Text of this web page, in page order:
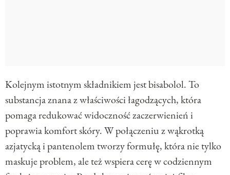
Kolejnym istotnym składnikiem jest bisabolol. To
substancja znana z właściwości łagodzących, która
pomaga redukować widoczność zaczerwienień i
poprawia komfort skóry. W połączeniu z wąkrotką
azjatycką i pantenolem tworzy formułę, która nie tylko
maskuje problem, ale też wspiera cerę w codziennym